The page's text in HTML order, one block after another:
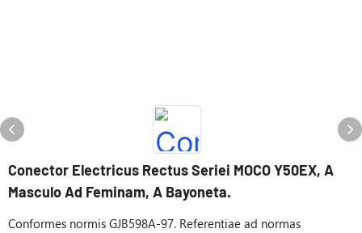
Conector Electricus Rectus Seriei MOCO Y50EX, A
Masculo Ad Feminam, A Bayoneta.
Conformes normis GJB598A-97. Referentiae ad normas